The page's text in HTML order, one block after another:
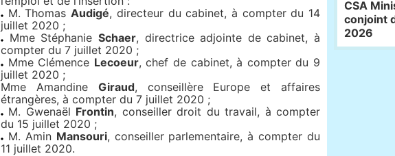
M. ThomasAudigé, directeur du cabinet, à compter du 14
juillet 2020 ;
Mme Stéphanie Schaer, directrice adjointe de cabinet, à
compter du 7 juillet 2020 ;
Mme Clémence Lecoeur, chef de cabinet, à compter du 9
juillet 2020 ;
Mme Amandine Giraud, conseillère Europe et affaires
étrangères, à compter du 7 juillet 2020 ;
M. Gwenaël Frontin, conseiller droit du travail, à compter
du 15 juillet 2020 ;
M. Amin Mansouri, conseiller parlementaire, à compter du
11 juillet 2020.
CSA
conjoint
2026